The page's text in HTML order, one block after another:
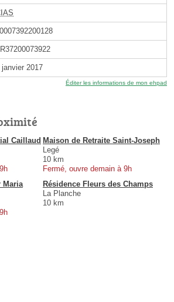
janvier 2017
Éditer les informations de mon ehpad
Caillaud Maison de Retraite Saint-Joseph
Legé
10 km
Fermé, ouvre demain à 9h
Maria
Résidence Fleurs des Champs
La Planche
10 km